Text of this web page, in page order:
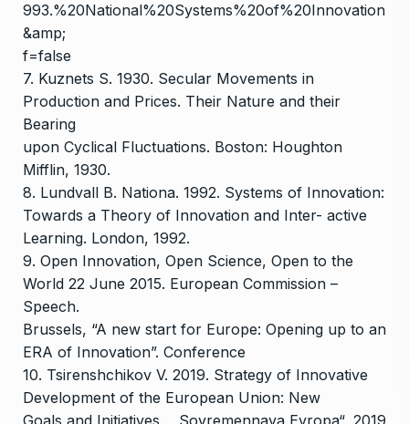
993.%20National%20Systems%20of%20Innovation
&amp;
f=false
7. Kuznets S. 1930. Secular Movements in
Production and Prices. Their Nature and their
Bearing
upon Cyclical Fluctuations. Boston: Houghton
Mifflin, 1930.
8. Lundvall B. Nationa. 1992. Systems of Innovation:
Towards a Theory of Innovation and Inter- active
Learning. London, 1992.
9. Open Innovation, Open Science, Open to the
World 22 June 2015. European Commission –
Speech.
Brussels, “A new start for Europe: Opening up to an
ERA of Innovation”. Conference
10. Tsirenshchikov V. 2019. Strategy of Innovative
Development of the European Union: New